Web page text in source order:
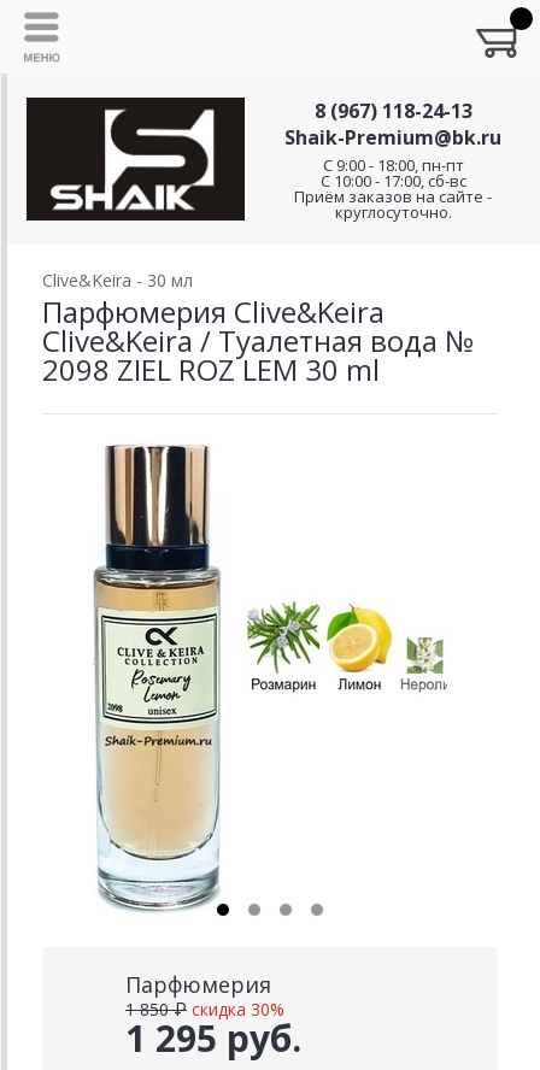
8 (967) 118-24-13
Shaik-Premium@bk.ru
C 9:00 - 18:00, пн-пт
С 10:00 - 17:00, сб-вс
Приём заказов на сайте -
круглосуточно.
Clive&Keira - 30 мл
Парфюмерия Clive&Keira
Clive&Keira / Туалетная вода №
2098 ZIEL ROZ LEM 30 ml
Парфюмерия
1 295 руб.
1 850 ₽ скидка 30%